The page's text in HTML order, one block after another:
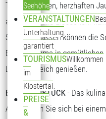
Seehöhe
VERANSTALTUNGEN
Unterhaltung
garantiert
TOURISMUSWillkommen
im
Klostertal
PREISE
&
Tagesgerichten, herzhaften
an Kuchen und Eisbechern
Sonnenterrassen können die
Bergpanorama in
Loungebereich genießen.
BERGFRÜHSTÜCK - Das
Art. Stärken Sie sich bei